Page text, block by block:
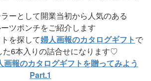
ーとして開業当初から人気のある
ツポンチをご紹介します
を探して婦人画報のカタログギフトで
た6本入りの詰合せになります♡
画報のカタログギフトを贈ってみよう
Part.1